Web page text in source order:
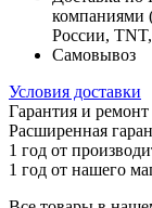
России,
Самовывоз
Условия доставки
Гарантия и ремонт
Расширенная
1 год от
1 год от нашего